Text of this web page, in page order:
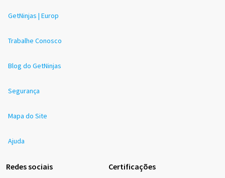
GetNinjas | Europ
Trabalhe Conosco
Blog do GetNinjas
Segurança
Mapa do Site
Ajuda
Redes sociais Certificações